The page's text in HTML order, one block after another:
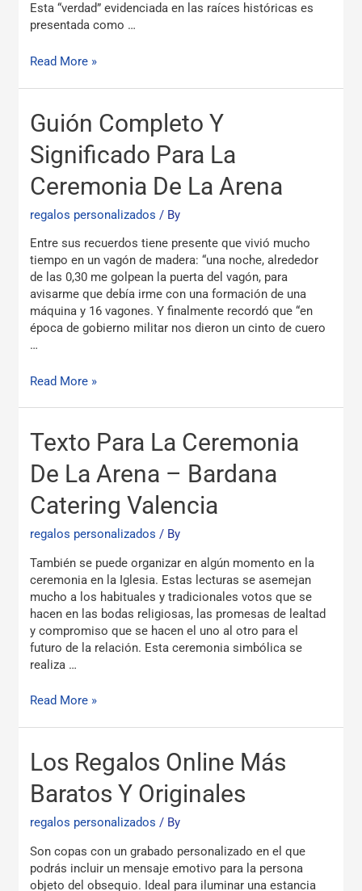
Esta “verdad” evidenciada en las raíces históricas es
presentada como …
Read More »
Guión Completo Y
Significado Para La
Ceremonia De La Arena
regalos personalizados / By
Entre sus recuerdos tiene presente que vivió mucho
tiempo en un vagón de madera: “una noche, alrededor
de las 0,30 me golpean la puerta del vagón, para
avisarme que debía irme con una formación de una
máquina y 16 vagones. Y finalmente recordó que “en
época de gobierno militar nos dieron un cinto de cuero
…
Guión
Completo
Y
Significado
Para
La
Ceremonia
La
Arena
Read More »
Texto Para La Ceremonia
De La Arena – Bardana
Catering Valencia
regalos personalizados / By
También se puede organizar en algún momento en la
ceremonia en la Iglesia. Estas lecturas se asemejan
mucho a los habituales y tradicionales votos que se
hacen en las bodas religiosas, las promesas de lealtad
y compromiso que se hacen el uno al otro para el
futuro de la relación. Esta ceremonia simbólica se
realiza …
Texto
Para
La
Ceremonia
De
La
Arena
Bardana
Catering
Valencia
Read More »
Los Regalos Online Más
Baratos Y Originales
regalos personalizados / By
Son copas con un grabado personalizado en el que
podrás incluir un mensaje emotivo para la persona
objeto del obsequio. Ideal para iluminar una estancia
Los
Regalos
Online
Más
Baratos
Originales